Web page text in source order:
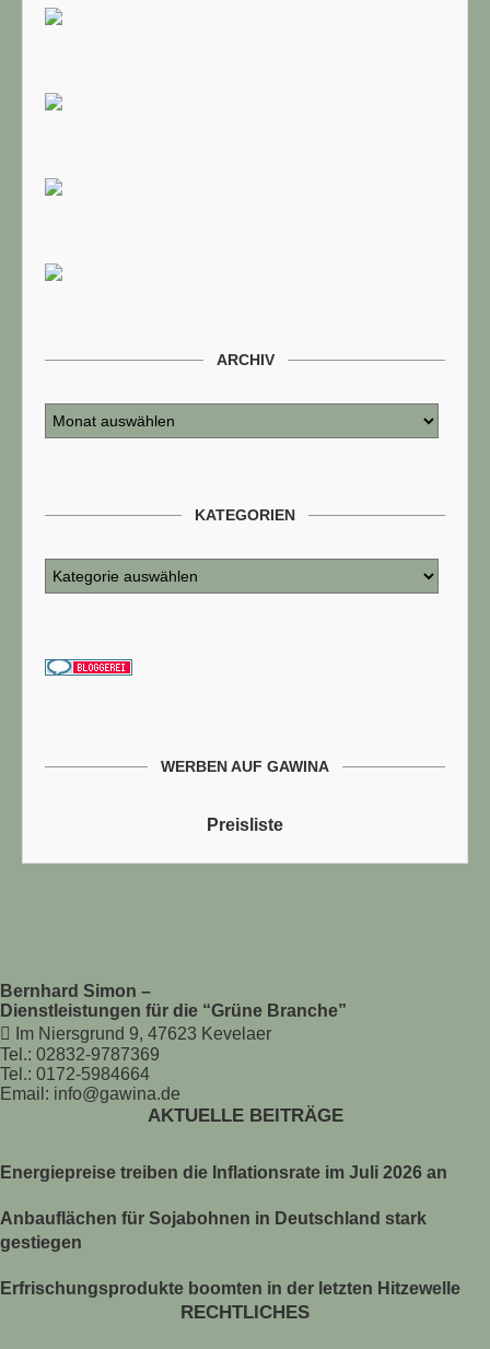
ARCHIV
KATEGORIEN
WERBEN AUF GAWINA
Preisliste
Bernhard Simon –
Dienstleistungen für die “Grüne Branche”
Im Niersgrund 9, 47623 Kevelaer
Tel.: 02832-9787369
Tel.: 0172-5984664
Email: info@gawina.de
AKTUELLE BEITRÄGE
Energiepreise treiben die Inflationsrate im Juli 2026 an
Anbauflächen für Sojabohnen in Deutschland stark
gestiegen
Erfrischungsprodukte boomten in der letzten Hitzewelle
RECHTLICHES